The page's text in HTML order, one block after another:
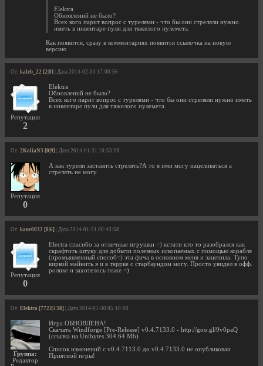
Elektra
Обновлений не было?
Всех кого парит вопрос с турелями - что бы они стреляли нужно
иметь в инвентаре пули для тяжелого пулемета.
Как появится, сразу в комментариях появится ссылочка на новую
версию
От: kaleb_22 [2|0] | Дата 2014-02-03 17:00:56
Репутация
2
Elektra
Обновлений не было?
Всех кого парит вопрос с турелями - что бы они стреляли нужно иметь
в инвентаре пули для тяжелого пулемета.
От: 2KoliaN3 [0|9] | Дата 2014-01-31 10:53:08
Репутация
0
А как турели заставить стрелять?А то я ими могу нацеливаться а
стрелять не могу.
От: kane0032 [0|6] | Дата 2014-01-31 00:43:58
Репутация
0
Electra спасибо за отличные игрушки =) кстати кто то разобрался как
скрафтить штуку для добычи полезных ископаемых с помощью корабля
(промышленный способ=) эта фича в основном меня и зацепила. Тупо
киркой майнить я и в террке с старбаундом могу. Просто увидел в офф.
ролике и захотелось тоже =)
От: Elektra [7722|138] | Дата 2014-01-30 05:10:00
Группа:
Редактор
Игра ОБНОВЛЕНА!
Скачать Windforge [Pre-Release] v0.4.7133.0 - http://goo.gl/9v0paQ
(ссылка на Unibytes 304.64 Mb)
Список изменений с v0.4.7113.0 до v0.4.7133.0 не опубликован
Приятной игры!